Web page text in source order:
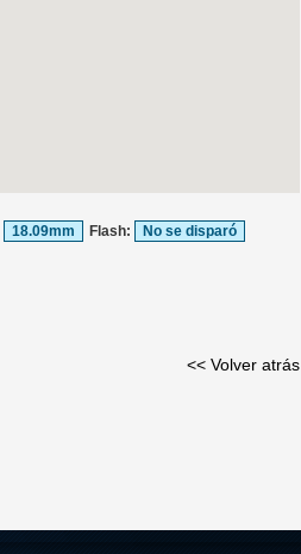
18.09mm Flash: No se disparó
<< Volver atrás